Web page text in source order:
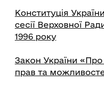
Конституція
сесії Верховної
1996 року
Закон України
прав та